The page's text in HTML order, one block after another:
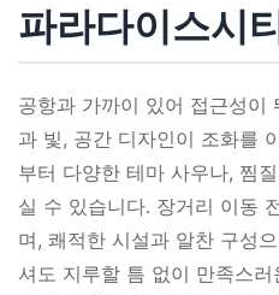
파라다이스시
공항과 가까이 있어 접근성이
과 빛, 공간 디자인이 조화를
부터 다양한 테마 사우나, 찜
실 수 있습니다. 장거리 이동
며, 쾌적한 시설과 알찬 구성
셔도 지루할 틈 없이 만족스